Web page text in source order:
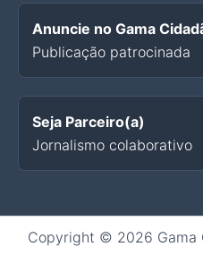
Anuncie no Gama
Publicação patrocinada
Seja Parceiro(a)
Jornalismo colaborativo
Copyright © 2026 Gama